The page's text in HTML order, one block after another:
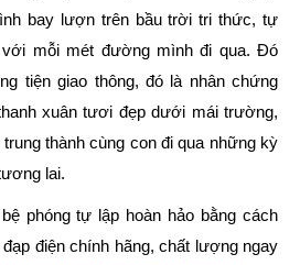
bay lượn trên bầu trời tri thức, tự
với mỗi mét đường mình đi qua. Đó
tiện giao thông, đó là nhân chứng
xuân tươi đẹp dưới mái trường,
thành cùng con đi qua những kỳ
lai.
phóng tự lập hoàn hảo bằng cách
điện chính hãng, chất lượng ngay